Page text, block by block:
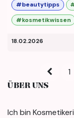
#beautytipps
#kosmetikwissen
18.02.2026
1
ÜBER UNS
Ich bin